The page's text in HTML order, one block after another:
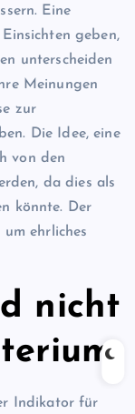
Eine
geben,
unterscheiden
Meinungen
zur
Die Idee, eine
von den
da dies als
könnte. Der
ehrliches
nicht
Indikator für